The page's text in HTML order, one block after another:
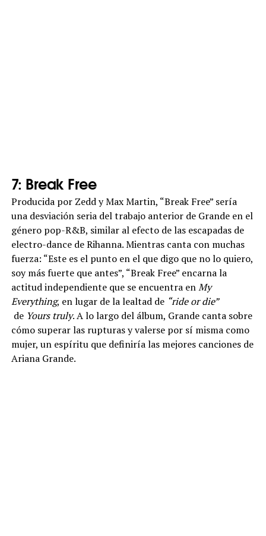
7: Break Free
Producida por Zedd y Max Martin, “Break Free” sería
una desviación seria del trabajo anterior de Grande en el
género pop-R&B, similar al efecto de las escapadas de
electro-dance de Rihanna. Mientras canta con muchas
fuerza: “Este es el punto en el que digo que no lo quiero,
soy más fuerte que antes”, “Break Free” encarna la
actitud independiente que se encuentra enMy
Everything, en lugar de la lealtad de “ride or die”
de Yours truly. A lo largo del álbum, Grande canta sobre
cómo superar las rupturas y valerse por sí misma como
mujer, un espíritu que definiría las mejores canciones de
Ariana Grande.